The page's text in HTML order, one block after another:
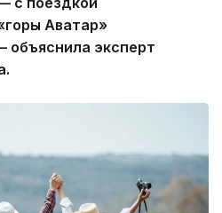
Аватар»
объяснила эксперт